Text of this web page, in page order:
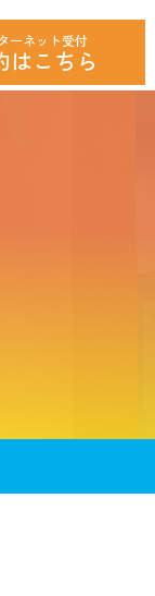
ーネット受付
はこちら